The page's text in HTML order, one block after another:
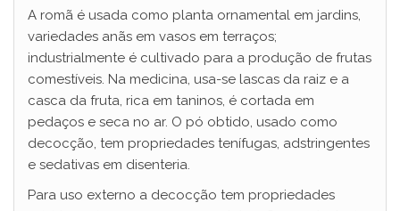
A romã é usada como planta ornamental em jardins,
variedades anãs em vasos em terraços;
industrialmente é cultivado para a produção de frutas
comestíveis. Na medicina, usa-se lascas da raiz e a
casca da fruta, rica em taninos, é cortada em
pedaços e seca no ar. O pó obtido, usado como
decocção, tem propriedades tenífugas, adstringentes
e sedativas em disenteria.
Para uso externo a decocção tem propriedades